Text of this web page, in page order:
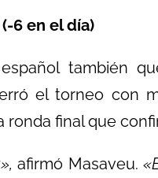
6 en el día)
también
el torneo con
ronda final que
afirmó Masaveu.